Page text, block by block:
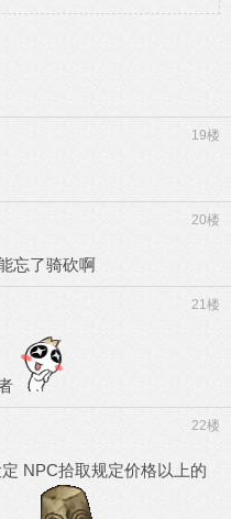
19楼
20楼
忘了骑砍啊
21楼
22楼
NPC拾取规定价格以上的